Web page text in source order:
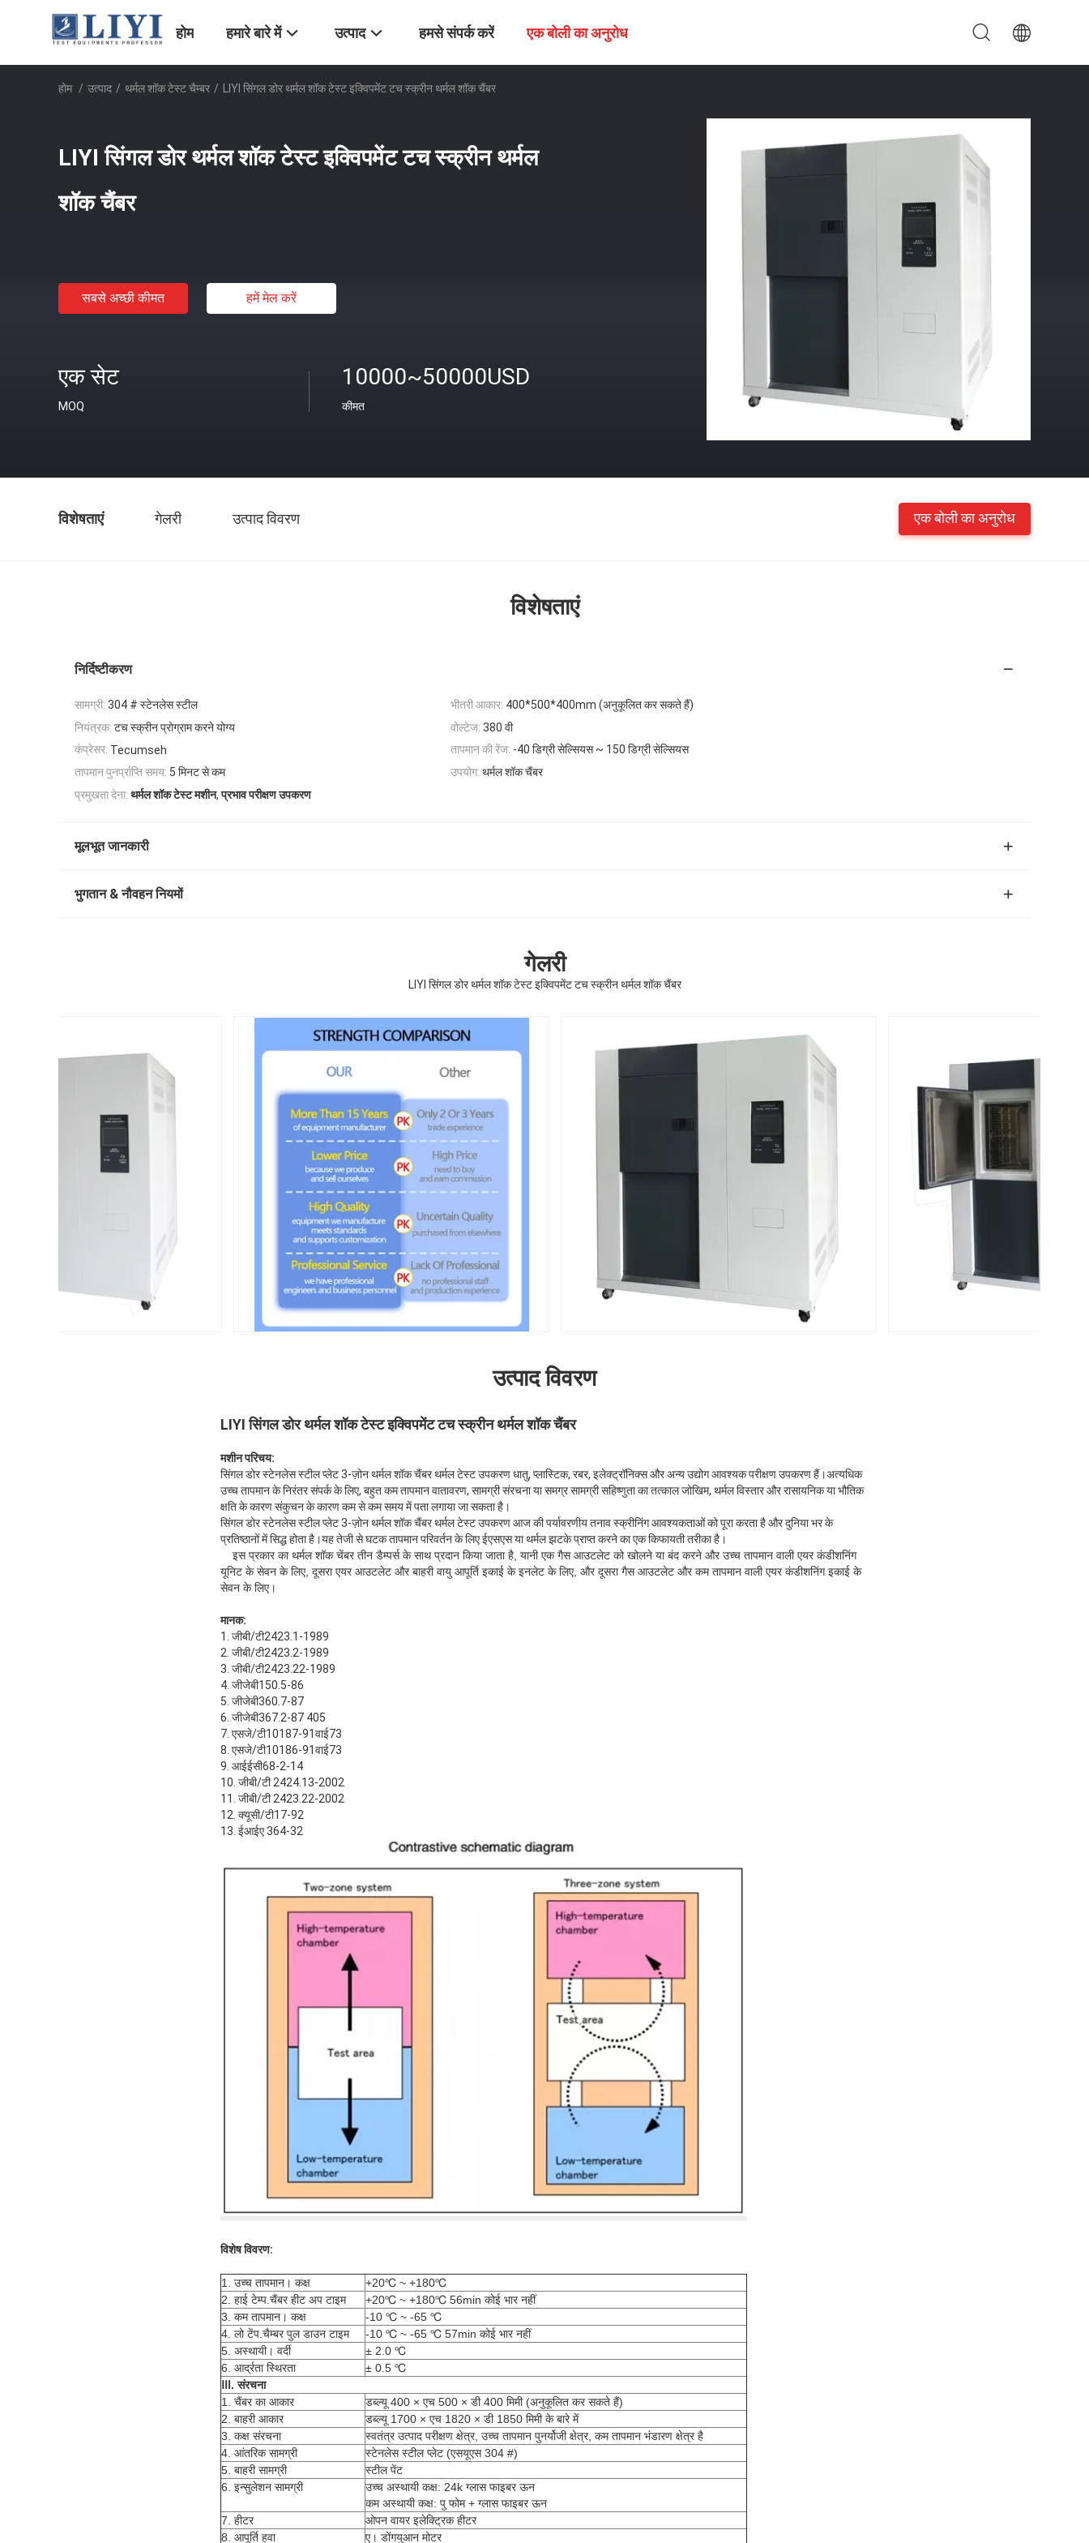
होम हमारे बारे में उत्पाद हमसे संपर्क करें एक बोली का अनुरोध
होम / उत्पाद / थर्मल शॉक टेस्ट चैम्बर / LIYI सिंगल डोर थर्मल शॉक टेस्ट इक्विपमेंट टच स्क्रीन थर्मल शॉक चैंबर
LIYI सिंगल डोर थर्मल शॉक टेस्ट इक्विपमेंट टच स्क्रीन थर्मल
शॉक चैंबर
सबसे अच्छी कीमत हमें मेल करें
एक सेट
MOQ
10000~50000USD
कीमत
विशेषताएं गेलरी उत्पाद विवरण एक बोली का अनुरोध
विशेषताएं
निर्दिष्टीकरण
सामग्री: 304 # स्टेनलेस स्टील भीतरी आकार: 400*500*400mm (अनुकूलित कर सकते हैं)
नियंत्रक: टच स्क्रीन प्रोग्राम करने योग्य वोल्टेज: 380 वी
कंप्रेसर: Tecumseh तापमान की रेंज: -40 डिग्री सेल्सियस ~ 150 डिग्री सेल्सियस
तापमान पुनर्प्राप्ति समय: 5 मिनट से कम उपयोग: थर्मल शॉक चैंबर
प्रमुखता देना: थर्मल शॉक टेस्ट मशीन,प्रभाव परीक्षण उपकरण
मूलभूत जानकारी
भुगतान & नौवहन नियमों
गेलरी
LIYI सिंगल डोर थर्मल शॉक टेस्ट इक्विपमेंट टच स्क्रीन थर्मल शॉक चैंबर
उत्पाद विवरण
LIYI सिंगल डोर थर्मल शॉक टेस्ट इक्विपमेंट टच स्क्रीन थर्मल शॉक चैंबर
मशीन परिचय:
सिंगल डोर स्टेनलेस स्टील प्लेट 3-ज़ोन थर्मल शॉक चैंबर थर्मल टेस्ट उपकरण धातु, प्लास्टिक, रबर, इलेक्ट्रॉनिक्स और अन्य उद्योग आवश्यक परीक्षण उपकरण हैं।अत्यधिक
उच्च तापमान के निरंतर संपर्क के लिए, बहुत कम तापमान वातावरण, सामग्री संरचना या समग्र सामग्री सहिष्णुता का तत्काल जोखिम, थर्मल विस्तार और रासायनिक या भौतिक
क्षति के कारण संकुचन के कारण कम से कम समय में पता लगाया जा सकता है।
सिंगल डोर स्टेनलेस स्टील प्लेट 3-ज़ोन थर्मल शॉक चैंबर थर्मल टेस्ट उपकरण आज की पर्यावरणीय तनाव स्क्रीनिंग आवश्यकताओं को पूरा करता है और दुनिया भर के
प्रतिष्ठानों में सिद्ध होता है।यह तेजी से घटक तापमान परिवर्तन के लिए ईएसएस या थर्मल झटके प्राप्त करने का एक किफायती तरीका है।
इस प्रकार का थर्मल शॉक चेंबर तीन डैम्पर्स के साथ प्रदान किया जाता है, यानी एक गैस आउटलेट को खोलने या बंद करने और उच्च तापमान वाली एयर कंडीशनिंग
यूनिट के सेवन के लिए, दूसरा एयर आउटलेट और बाहरी वायु आपूर्ति इकाई के इनलेट के लिए, और दूसरा गैस आउटलेट और कम तापमान वाली एयर कंडीशनिंग इकाई के
सेवन के लिए।
मानक:
1. जीबी/टी2423.1-1989
2. जीबी/टी2423.2-1989
3. जीबी/टी2423.22-1989
4. जीजेबी150.5-86
5. जीजेबी360.7-87
6. जीजेबी367.2-87 405
7. एसजे/टी10187-91वाई73
8. एसजे/टी10186-91वाई73
9. आईईसी68-2-14
10. जीबी/टी 2424.13-2002
11. जीबी/टी 2423.22-2002
12. क्यूसी/टी17-92
13. ईआईए 364-32
विशेष विवरण:
1. उच्च तापमान। कक्ष
+20℃ ~ +180℃
2. हाई टेम्प.चैंबर हीट अप टाइम
+20℃ ~ +180℃ 56min कोई भार नहीं
3. कम तापमान। कक्ष
-10 ℃ ~ -65 ℃
4. लो टेंप.चैम्बर पुल डाउन टाइम
-10 ℃ ~ -65 ℃ 57min कोई भार नहीं
5. अस्थायी। वर्दी
± 2.0 ℃
6. आर्द्रता स्थिरता
± 0.5 ℃
Ⅲ. संरचना
1. चैंबर का आकार
डब्ल्यू 400 × एच 500 × डी 400 मिमी (अनुकूलित कर सकते हैं)
2. बाहरी आकार
डब्ल्यू 1700 × एच 1820 × डी 1850 मिमी के बारे में
3. कक्ष संरचना
स्वतंत्र उत्पाद परीक्षण क्षेत्र, उच्च तापमान पुनर्योजी क्षेत्र, कम तापमान भंडारण क्षेत्र है
4. आंतरिक सामग्री
स्टेनलेस स्टील प्लेट (एसयूएस 304 #)
5. बाहरी सामग्री
स्टील पेंट
6. इन्सुलेशन सामग्री
उच्च अस्थायी कक्ष: 24k ग्लास फाइबर ऊन
कम अस्थायी कक्ष: पु फोम + ग्लास फाइबर ऊन
7. हीटर
ओपन वायर इलेक्ट्रिक हीटर
8. आपूर्ति हवा
ए। डोंगयुआन मोटर